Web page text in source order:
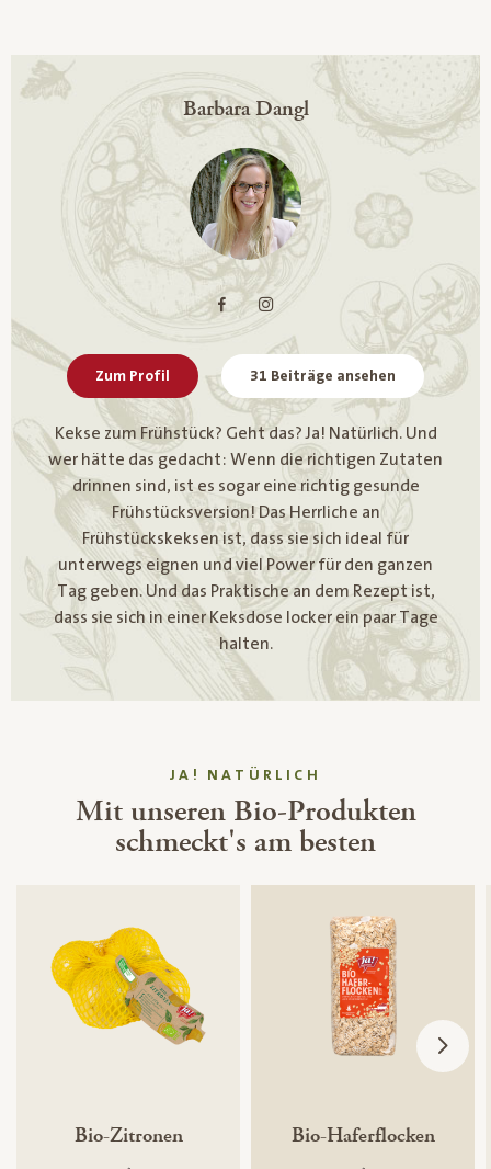
Barbara Dangl
Zum Profil 31 Beiträge ansehen
Kekse zum Frühstück? Geht das? Ja! Natürlich. Und
wer hätte das gedacht: Wenn die richtigen Zutaten
drinnen sind, ist es sogar eine richtig gesunde
Frühstücksversion! Das Herrliche an
Frühstückskeksen ist, dass sie sich ideal für
unterwegs eignen und viel Power für den ganzen
Tag geben. Und das Praktische an dem Rezept ist,
dass sie sich in einer Keksdose locker ein paar Tage
halten.
JA! NATÜRLICH
Mit unseren Bio-Produkten
schmeckt's am besten
Bio-Zitronen Bio-Haferflocken